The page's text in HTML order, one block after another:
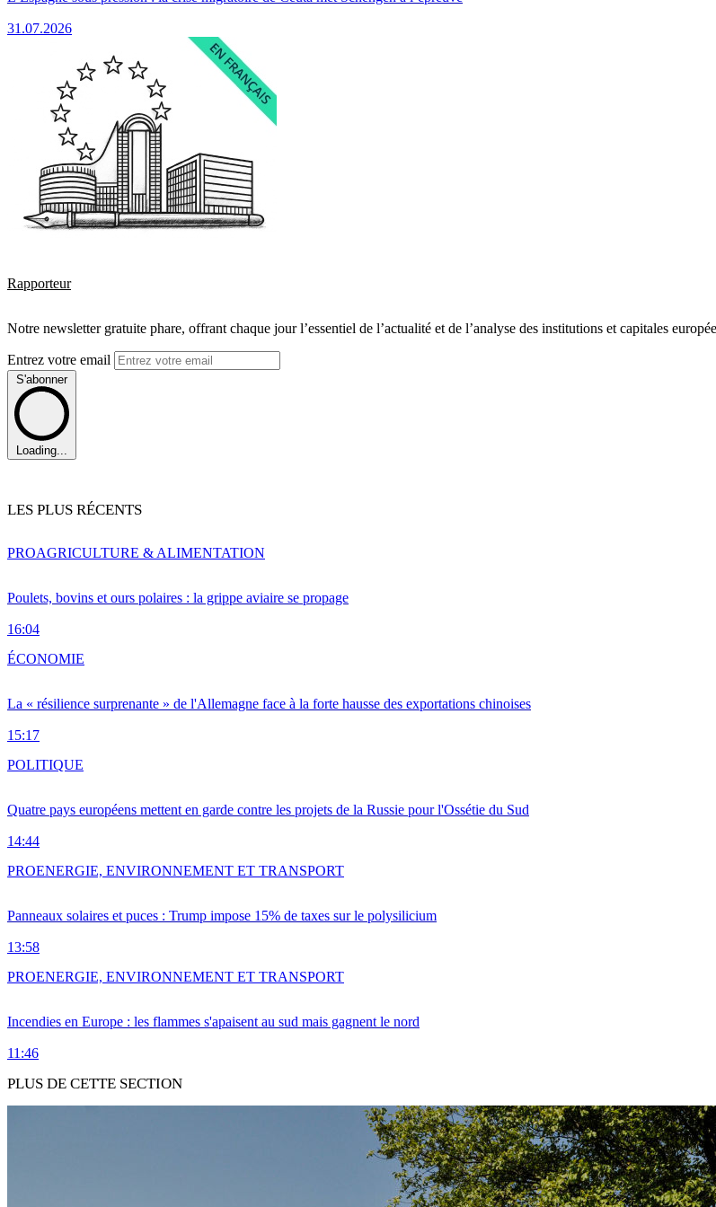
31.07.2026
Rapporteur
Notre newsletter gratuite phare, offrant chaque jour l’essentiel de l’actualité et de l’analyse des institutions et capitales
Entrez votre email
S'abonner
Loading...
LES PLUS RÉCENTS
Poulets, bovins et ours polaires : la grippe aviaire se propage
16:04
PROAGRICULTURE & ALIMENTATION
La « résilience surprenante » de l'Allemagne face à la forte hausse des exportations chinoises
15:17
ÉCONOMIE
Quatre pays européens mettent en garde contre les projets de la Russie pour l'Ossétie du Sud
14:44
POLITIQUE
Panneaux solaires et puces : Trump impose 15% de taxes sur le polysilicium
13:58
PROENERGIE, ENVIRONNEMENT ET TRANSPORT
Incendies en Europe : les flammes s'apaisent au sud mais gagnent le nord
11:46
PROENERGIE, ENVIRONNEMENT ET TRANSPORT
PLUS DE CETTE SECTION